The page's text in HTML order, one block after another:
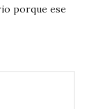
porque ese